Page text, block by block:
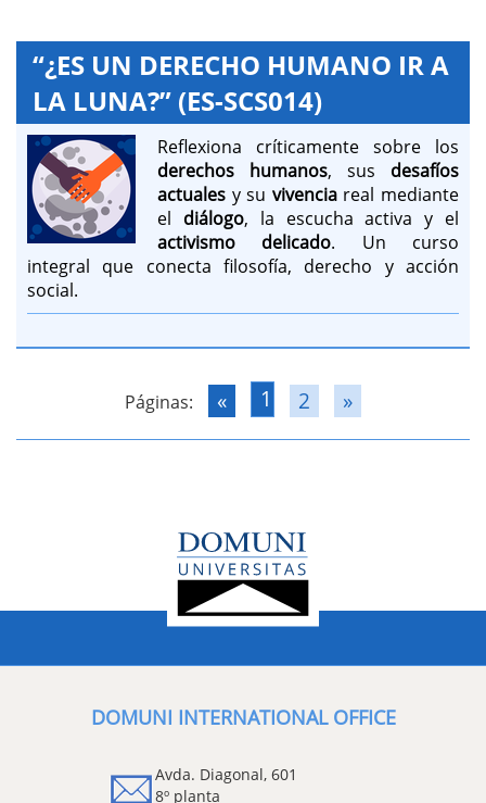
“¿ES UN DERECHO HUMANO IR A
LA LUNA?” (ES-SCS014)
Reflexiona críticamente sobre los
derechos humanos, sus desafíos
actuales y su vivenciareal mediante
el diálogo, la escucha activa y el
activismo delicado. Un curso
integral que conecta filosofía, derecho y acción
social.
Páginas: « 1 2 »
DOMUNI INTERNATIONAL OFFICE
Avda. Diagonal, 601
8º planta